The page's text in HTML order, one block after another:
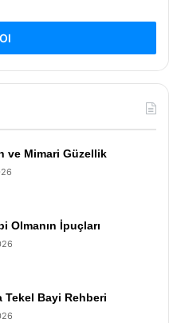
ve Mimari Güzellik
Olmanın İpuçları
Tekel Bayi Rehberi